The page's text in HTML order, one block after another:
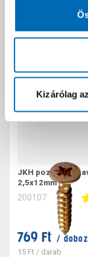
Kizárólag
Neked
JKH
2,5x12mm
200107
769 Ft / doboz
15 Ft / darab